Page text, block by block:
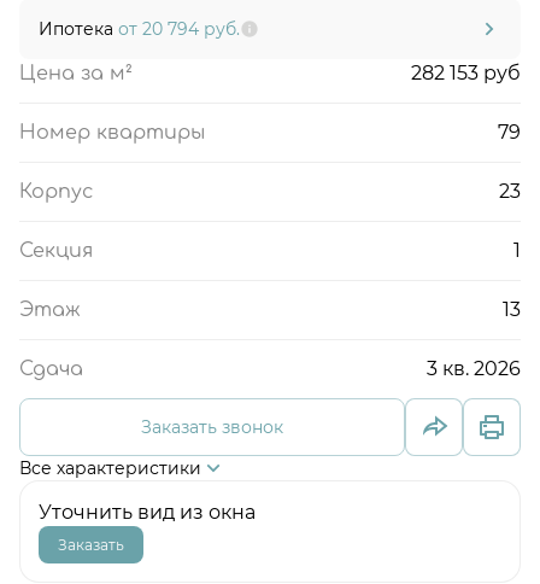
Ипотека от 20 794 руб.
Цена за м² 282 153 руб
Номер квартиры 79
Корпус 23
Секция 1
Этаж 13
Сдача 3 кв. 2026
Заказать звонок
Все характеристики
Уточнить вид из окна
Заказать